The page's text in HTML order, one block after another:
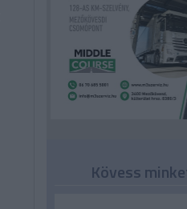
Kövess